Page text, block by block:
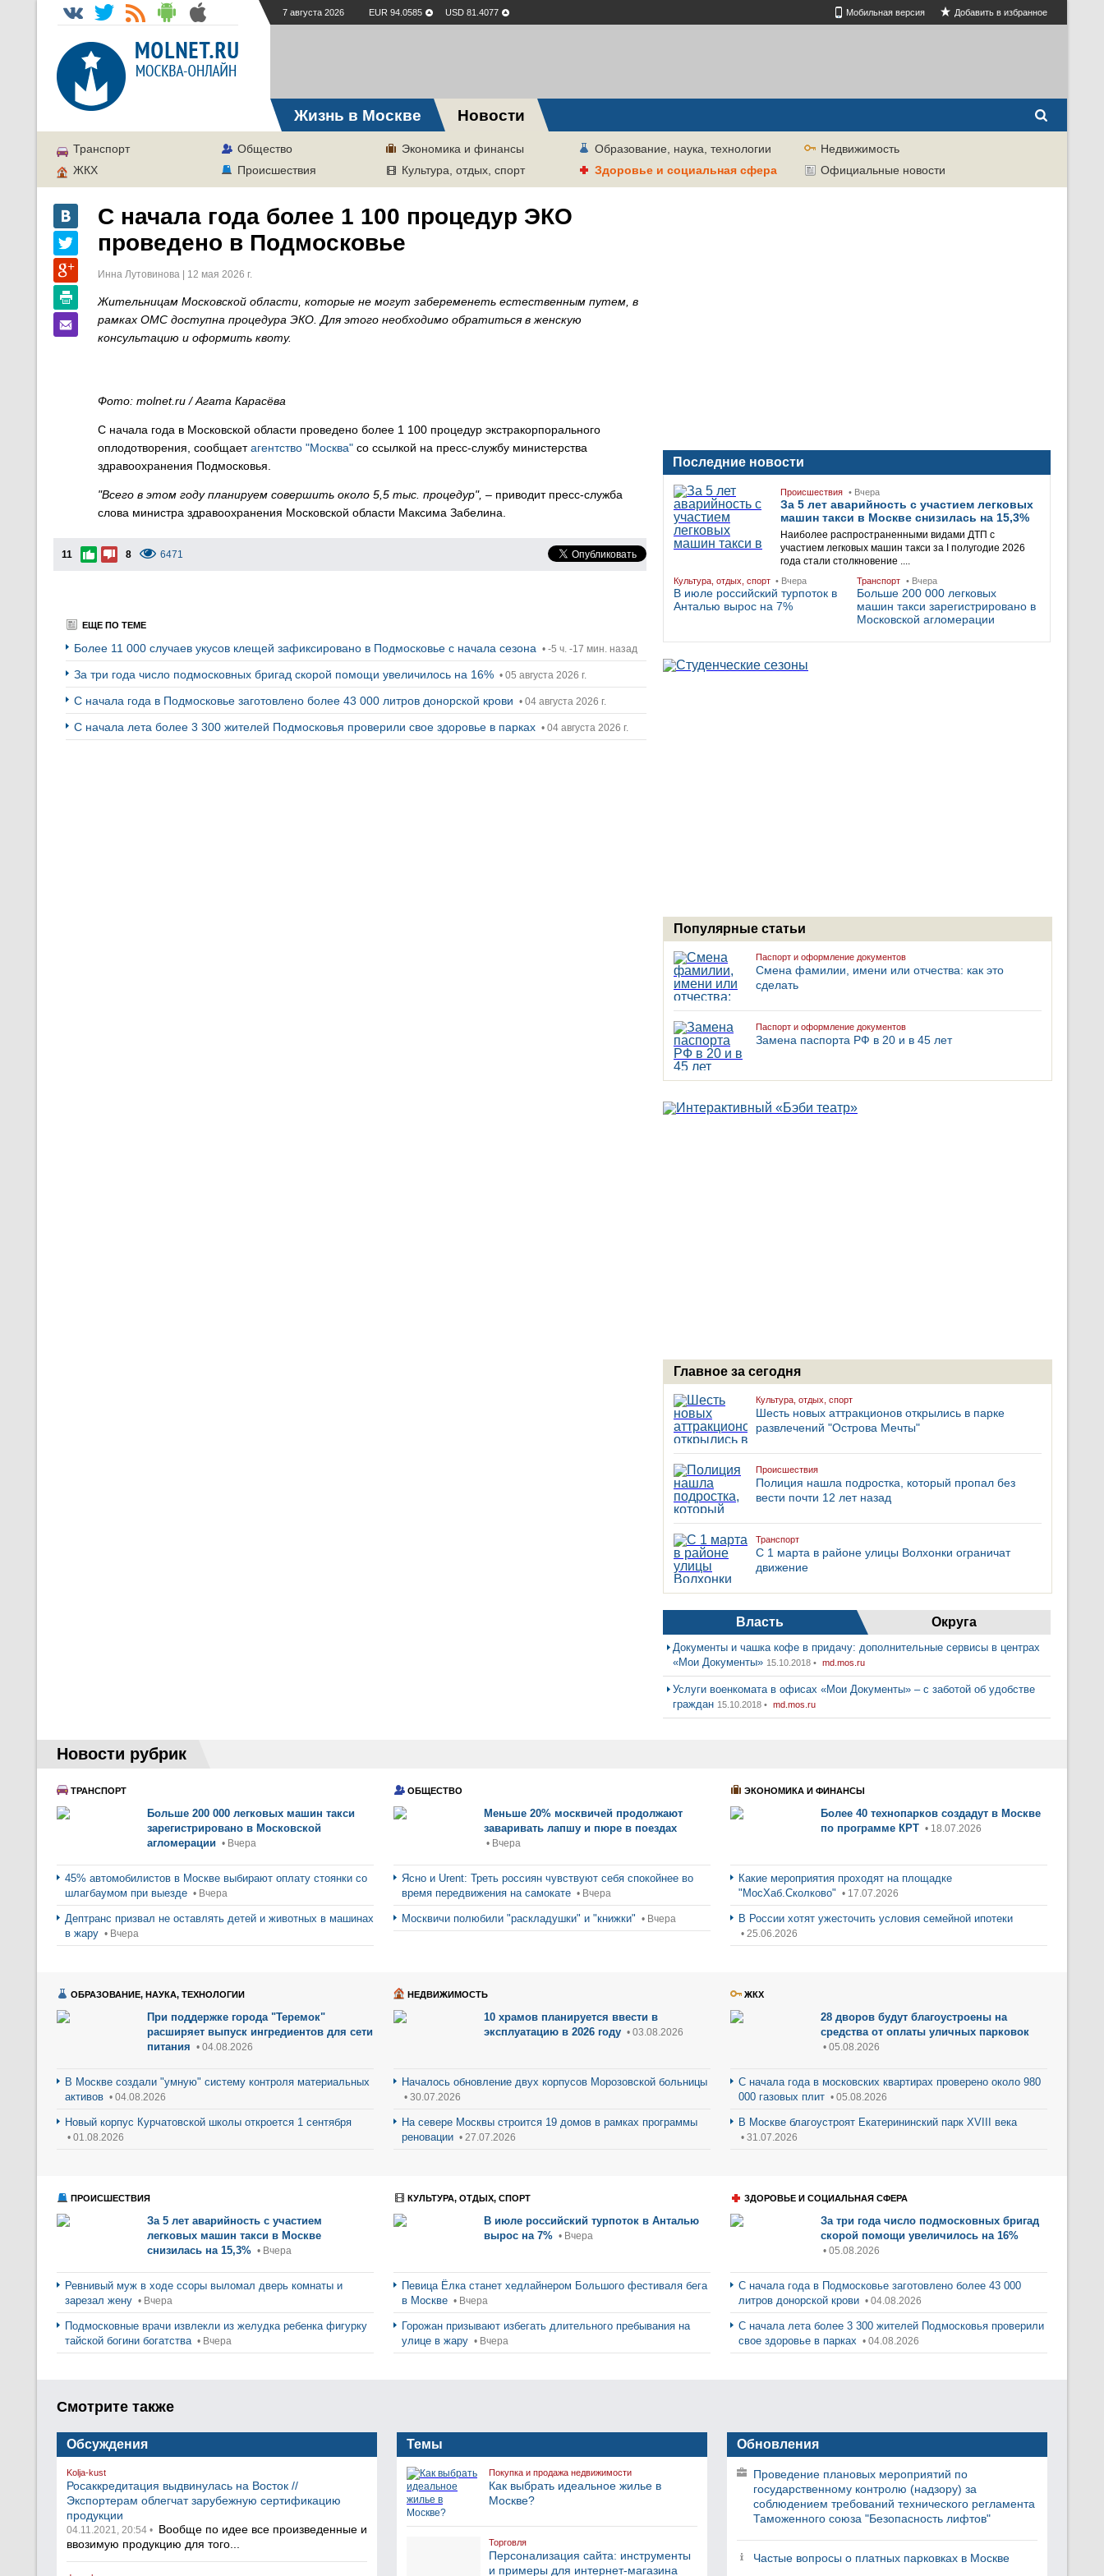
7 августа 2026 EUR 94.0585 USD 81.4077 Мобильная версия Добавить в избранное
Жизнь в Москве Новости
Транспорт Общество Экономика и финансы Образование, наука, технологии
Недвижимость
ЖКХ
Происшествия Культура, отдых, спорт Здоровье и социальная сфера Официальные новости
С начала года более 1 100 процедур ЭКО
проведено в Подмосковье
Инна Лутовинова | 12 мая 2026 г.
Жительницам Московской области, которые не могут забеременеть естественным путем, в
рамках ОМС доступна процедура ЭКО. Для этого необходимо обратиться в женскую
консультацию и оформить квоту.
Фото: molnet.ru / Агата Карасёва
С начала года в Московской области проведено более 1 100 процедур экстракорпорального
оплодотворения, сообщаетагентство "Москва" со ссылкой на пресс-службу министерства
здравоохранения Подмосковья.
"Всего в этом году планируем совершить около 5,5 тыс. процедур", – приводит пресс-служба
слова министра здравоохранения Московской области Максима Забелина.
11 8 6471
ЕЩЕ ПО ТЕМЕ
Более 11 000 случаев укусов клещей зафиксировано в Подмосковье с начала сезона • -5 ч. -17 мин. назад
За три года число подмосковных бригад скорой помощи увеличилось на 16% • 05 августа 2026 г.
С начала года в Подмосковье заготовлено более 43 000 литров донорской крови • 04 августа 2026 г.
С начала лета более 3 300 жителей Подмосковья проверили свое здоровье в парках • 04 августа 2026 г.
Последние новости
Происшествия • Вчера
За 5 лет аварийность с участием легковых
машин такси в Москве снизилась на 15,3%
Наиболее распространенными видами ДТП с
участием легковых машин такси за I полугодие 2026
года стали столкновение ....
Культура, отдых, спорт • Вчера
В июле российский турпоток в
Анталью вырос на 7%
Транспорт • Вчера
Больше 200 000 легковых
машин такси зарегистрировано в
Московской агломерации
Популярные статьи
Паспорт и оформление документов
Смена фамилии, имени или отчества: как это
сделать
Паспорт и оформление документов
Замена паспорта РФ в 20 и в 45 лет
Главное за сегодня
Культура, отдых, спорт
Шесть новых аттракционов открылись в парке
развлечений "Острова Мечты"
Происшествия
Полиция нашла подростка, который пропал без
вести почти 12 лет назад
Транспорт
С 1 марта в районе улицы Волхонки ограничат
движение
Власть Округа
Документы и чашка кофе в придачу: дополнительные сервисы в центрах
«Мои Документы» 15.10.2018 • md.mos.ru
Услуги военкомата в офисах «Мои Документы» – с заботой об удобстве
граждан 15.10.2018 • md.mos.ru
Новости рубрик
ТРАНСПОРТ
Больше 200 000 легковых машин такси
зарегистрировано в Московской
агломерации • Вчера
45% автомобилистов в Москве выбирают оплату стоянки со
шлагбаумом при выезде • Вчера
Дептранс призвал не оставлять детей и животных в машинах
в жару • Вчера
ОБЩЕСТВО
Меньше 20% москвичей продолжают
заваривать лапшу и пюре в поездах
• Вчера
Ясно и Urent: Треть россиян чувствуют себя спокойнее во
время передвижения на самокате • Вчера
Москвичи полюбили "раскладушки" и "книжки" • Вчера
ЭКОНОМИКА И ФИНАНСЫ
Более 40 технопарков создадут в Москве
по программе КРТ • 18.07.2026
Какие мероприятия проходят на площадке
"МосХаб.Сколково" • 17.07.2026
В России хотят ужесточить условия семейной ипотеки
• 25.06.2026
ОБРАЗОВАНИЕ, НАУКА, ТЕХНОЛОГИИ
При поддержке города "Теремок"
расширяет выпуск ингредиентов для сети
питания • 04.08.2026
В Москве создали "умную" систему контроля материальных
активов • 04.08.2026
Новый корпус Курчатовской школы откроется 1 сентября
• 01.08.2026
НЕДВИЖИМОСТЬ
10 храмов планируется ввести в
эксплуатацию в 2026 году • 03.08.2026
Началось обновление двух корпусов Морозовской больницы
• 30.07.2026
На севере Москвы строится 19 домов в рамках программы
реновации • 27.07.2026
ЖКХ
28 дворов будут благоустроены на
средства от оплаты уличных парковок
• 05.08.2026
С начала года в московских квартирах проверено около 980
000 газовых плит • 05.08.2026
В Москве благоустроят Екатерининский парк XVIII века
• 31.07.2026
ПРОИСШЕСТВИЯ
За 5 лет аварийность с участием
легковых машин такси в Москве
снизилась на 15,3% • Вчера
Ревнивый муж в ходе ссоры выломал дверь комнаты и
зарезал жену • Вчера
Подмосковные врачи извлекли из желудка ребенка фигурку
тайской богини богатства • Вчера
КУЛЬТУРА, ОТДЫХ, СПОРТ
В июле российский турпоток в Анталью
вырос на 7% • Вчера
Певица Ёлка станет хедлайнером Большого фестиваля бега
в Москве • Вчера
Горожан призывают избегать длительного пребывания на
улице в жару • Вчера
ЗДОРОВЬЕ И СОЦИАЛЬНАЯ СФЕРА
За три года число подмосковных бригад
скорой помощи увеличилось на 16%
• 05.08.2026
С начала года в Подмосковье заготовлено более 43 000
литров донорской крови • 04.08.2026
С начала лета более 3 300 жителей Подмосковья проверили
свое здоровье в парках • 04.08.2026
Смотрите также
Обсуждения
Kolja-kust
Росаккредитация выдвинулась на Восток //
Экспортерам облегчат зарубежную сертификацию
продукции
04.11.2021, 20:54 • Вообще по идее все произведенные и
ввозимую продукцию для того...
Темы
Покупка и продажа недвижимости
Как выбрать идеальное жилье в
Москве?
Торговля
Персонализация сайта: инструменты
и примеры для интернет-магазина
Обновления
Проведение плановых мероприятий по
государственному контролю (надзору) за
соблюдением требований технического регламента
Таможенного союза "Безопасность лифтов"
Частые вопросы о платных парковках в Москве